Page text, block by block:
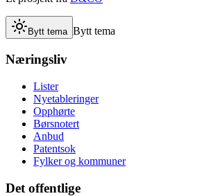
Bytt tema Bytt tema
Næringsliv
Lister
Nyetableringer
Opphørte
Børsnotert
Anbud
Patentsok
Fylker og kommuner
Det offentlige